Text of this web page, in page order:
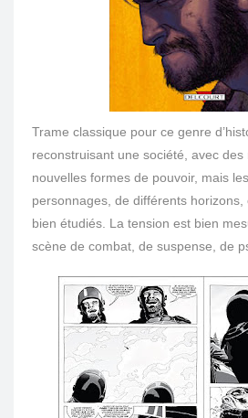
Trame classique pour ce genre
reconstruisant une société, avec
nouvelles formes de pouvoir, mais
personnages, de différents
bien étudiés. La tension est bien
scène de combat, de suspense, de